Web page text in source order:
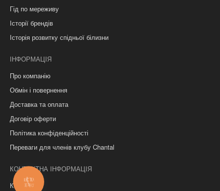
Гід по мереживу
Історії брендів
Історія розвитку спідньої білизни
ІНФОРМАЦІЯ
Про компанію
Обмін і повернення
Доставка та оплата
Договір оферти
Політика конфіденційності
Переваги для членів клубу Chantal
КОНТАКТНА ІНФОРМАЦІЯ
Контакти
КНОПКА
ЗВ'ЯЗКУ